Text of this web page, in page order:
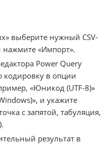
выберите нужный CSV-
«Импорт».
Power Query
в опции
«Юникод (UTF-8)»
и укажите
с запятой, табуляция,
результат в